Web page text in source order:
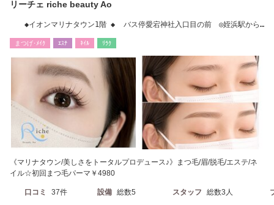
リーチェ riche beauty Ao
◆イオンマリナタウン1階 ◆ バス停愛宕神社入口目の前 ◎姪浜駅から
まつげ･ﾒｲｸ ｴｽﾃ ﾈｲﾙ ﾘﾗｸ
《マリナタウン/美しさをトータルプロデュース♪》まつ毛/眉/脱毛/エステ/ネ
イル☆初回まつ毛パーマ￥4980
口コミ 37件 設備 総数5 スタッフ 総数3人